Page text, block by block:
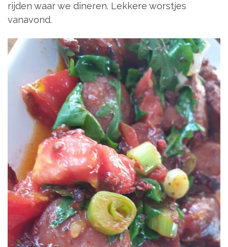
rijden waar we dineren. Lekkere worstjes
vanavond.